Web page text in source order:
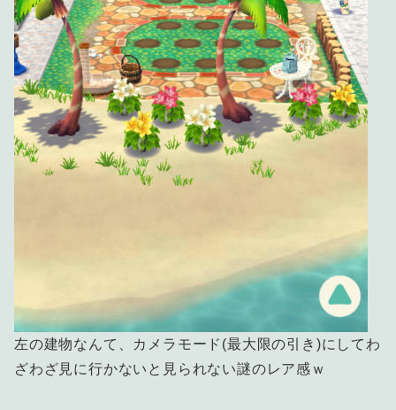
左の建物なんて、カメラモード(最大限の引き)にしてわ
ざわざ見に行かないと見られない謎のレア感ｗ